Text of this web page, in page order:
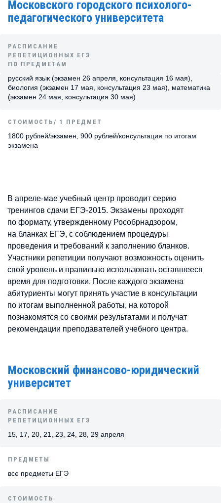
Московского городского психолого-
педагогического университета
РАСПИСАНИЕ
РЕПЕТИЦИОННЫХ ЕГЭ
ПО ПРЕДМЕТАМ
русский язык (экзамен 26 апреля, консультация 16 мая),
биология (экзамен 17 мая, консультация 23 мая), математика
(экзамен 24 мая, консультация 30 мая)
СТОИМОСТЬ/ 1 ПРЕДМЕТ
1800 рублей/экзамен, 900 рублей/консультация по итогам
экзамена
В апреле-мае учебный центр проводит серию
тренингов сдачи ЕГЭ-2015. Экзамены проходят
по формату, утвержденному Рособрнадзором,
на бланках ЕГЭ, с соблюдением процедуры
проведения и требований к заполнению бланков.
Участники репетиции получают возможность оценить
свой уровень и правильно использовать оставшееся
время для подготовки. После каждого экзамена
абитуриенты могут принять участие в консультации
по итогам выполненной работы, на которой
познакомятся со своими результатами и получат
рекомендации преподавателей учебного центра.
Московский финансово-юридический
университет
РАСПИСАНИЕ
РЕПЕТИЦИОННЫХ ЕГЭ
15, 17, 20, 21, 23, 24, 28, 29 апреля
ПРЕДМЕТЫ
все предметы ЕГЭ
СТОИМОСТЬ